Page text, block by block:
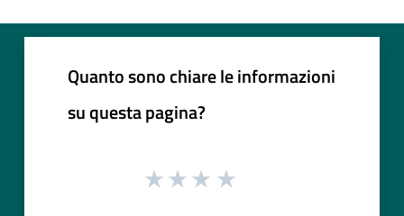
Quanto sono chiare le informazioni
su questa pagina?